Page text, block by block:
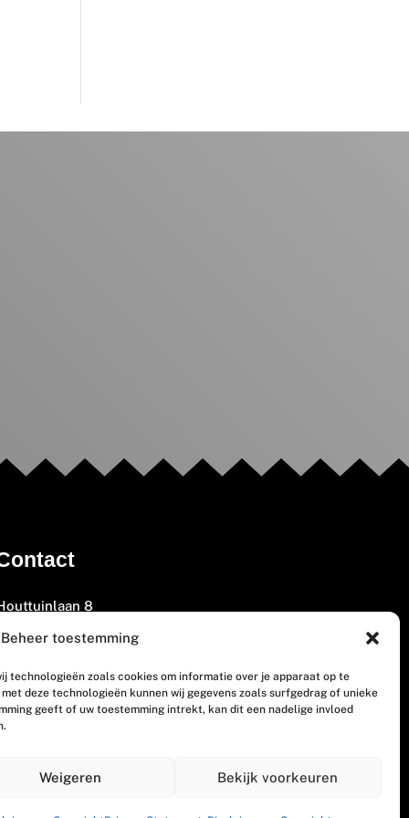
Beheer toestemming
technologieën zoals cookies om informatie over je apparaat op te
deze technologieën kunnen wij gegevens zoals surfgedrag of unieke
geeft of uw toestemming intrekt, kan dit een nadelige invloed
Weigeren Bekijk voorkeuren
8
GM Woerden
405 200
disclaimer en copyright